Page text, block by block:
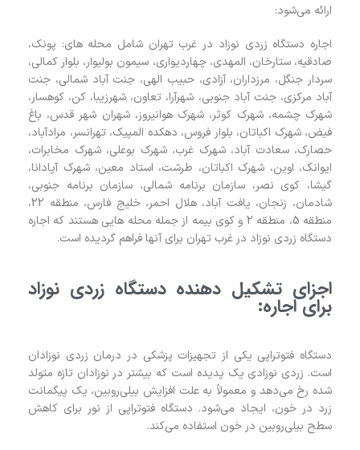
ارائه می‌شود:
اجاره دستگاه زردی نوزاد در غرب تهران شامل محله ‌های: پونک،
صادقیه، ستارخان، المهدی، چهاردیواری، سیمون بولیوار، بلوار کمالی،
سردار جنگل، مرزداران، آزادی، حبیب الهی، جنت آباد شمالی، جنت
آباد مرکزی، جنت آباد جنوبی، شهرآرا، تعاون، شهرزیبا، کن، کوهسار،
شهرک چشمه، شهرک کوثر، شهرک هوانیروز، شهران شهر قدس، باغ
فیض، شهرک اکباتان، بلوار فروس، دهکده المپیک، تهرانسر، مرادآباد،
حصارک‌، سعادت‌ آباد، شهرک غرب، شهرک بوعلی، شهرک مخابرات،
ایوانک، اوین‌، شهرک اکباتان، طرشت، استاد معین، شهرک آپادانا،
گیشا، کوی نصر، سازمان برنامه شمالی، سازمان برنامه جنوبی،
شادمان، زنجان، یافت آباد، هلال احمر، خلیج فارس، منطقه 22،
منطقه 5، منطقه 2 و کوی بیمه از جمله محله هایی هستند که اجاره
دستگاه زردی نوزاد در غرب تهران برای آنها فراهم گردیده است.
اجزای تشکیل دهنده دستگاه زردی نوزاد
برای اجاره:
دستگاه فتوتراپی یکی از تجهیزات پزشکی در درمان زردی نوزادان
است. زردی نوزادی یک پدیده است که بیشتر در نوزادان تازه متولد
شده رخ می‌دهد و معمولاً به علت افزایش بیلی‌روبین، یک پیگمانت
زرد در خون، ایجاد می‌شود. دستگاه فتوتراپی از نور برای کاهش
سطح بیلی‌روبین در خون استفاده می‌کند.